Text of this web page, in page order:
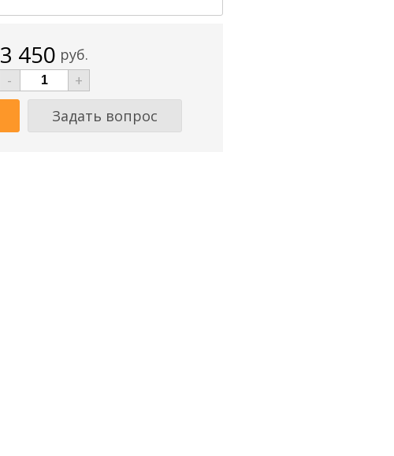
3 450 руб.
-
+
Задать вопрос